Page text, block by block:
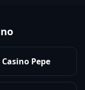
Casino Pepe